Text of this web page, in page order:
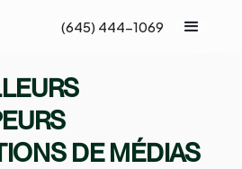
(645) 444-1069
DE MÉDIAS